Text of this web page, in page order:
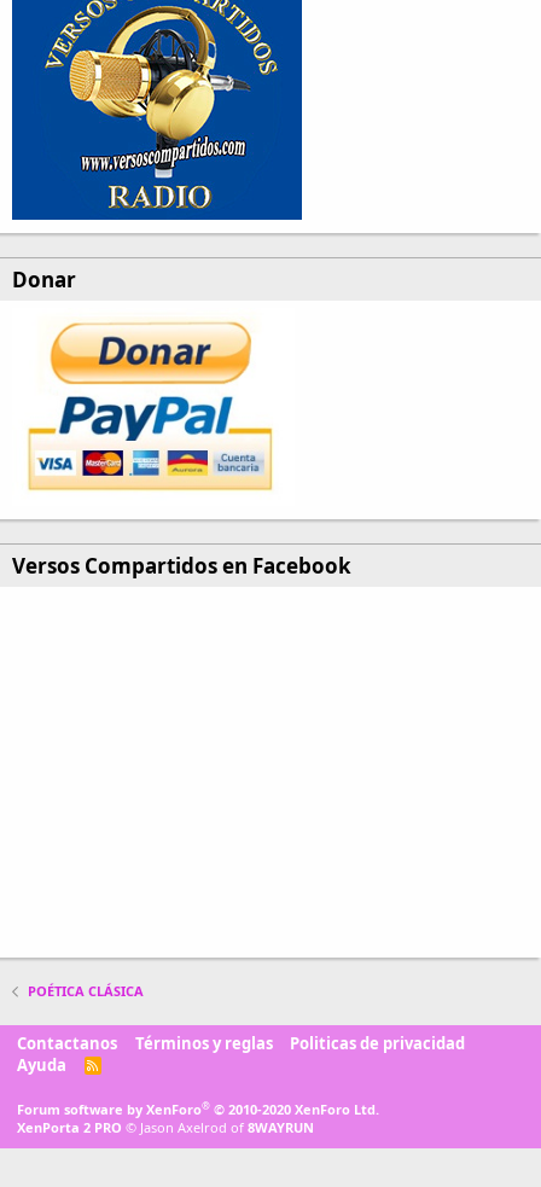
Donar
Versos Compartidos en Facebook
POÉTICA CLÁSICA
Contactanos Términos y reglas
Politicas de privacidad
Ayuda
R
Forum software by XenForo® © 2010-2020 XenForo Ltd.
XenPorta 2 PRO © Jason Axelrod of 8WAYRUN